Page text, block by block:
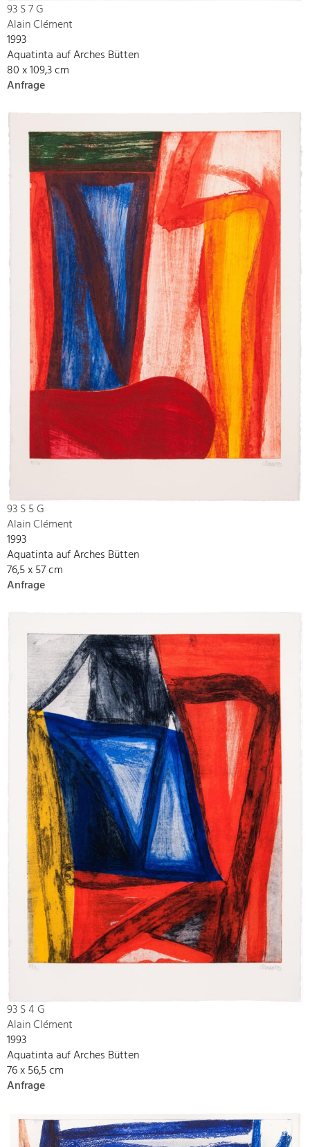
93 S 7 G
Alain Clément
1993
Aquatinta auf Arches Bütten
80 x 109,3 cm
Anfrage
93 S 5 G
Alain Clément
1993
Aquatinta auf Arches Bütten
76,5 x 57 cm
Anfrage
93 S 4 G
Alain Clément
1993
Aquatinta auf Arches Bütten
76 x 56,5 cm
Anfrage